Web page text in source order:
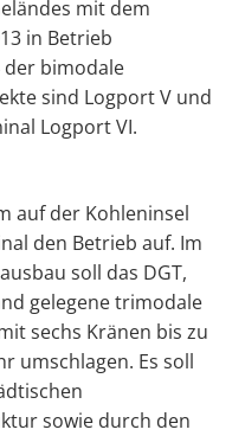
mit dem
in Betrieb
der bimodale
sind Logport V und
Logport VI.
auf der Kohleninsel
den Betrieb auf. Im
soll das DGT,
gelegene trimodale
sechs Kränen bis zu
umschlagen. Es soll
sowie durch den